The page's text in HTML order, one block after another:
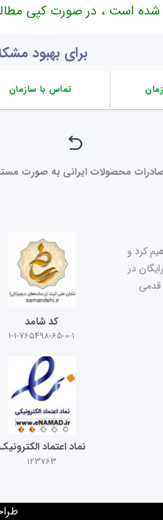
است ، در صورت کپی
برای بهبود
تماس با سازمان
محصولات ایرانی به صورت
کرد و
در
قدمی
کد شامد
1-1-765498-65-0-1
نماد اعتماد
123763